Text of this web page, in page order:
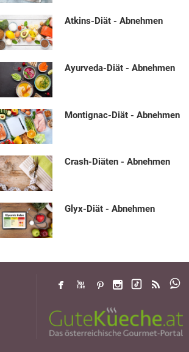
Atkins-Diät - Abnehmen
Ayurveda-Diät - Abnehmen
Montignac-Diät - Abnehmen
Crash-Diäten - Abnehmen
Glyx-Diät - Abnehmen